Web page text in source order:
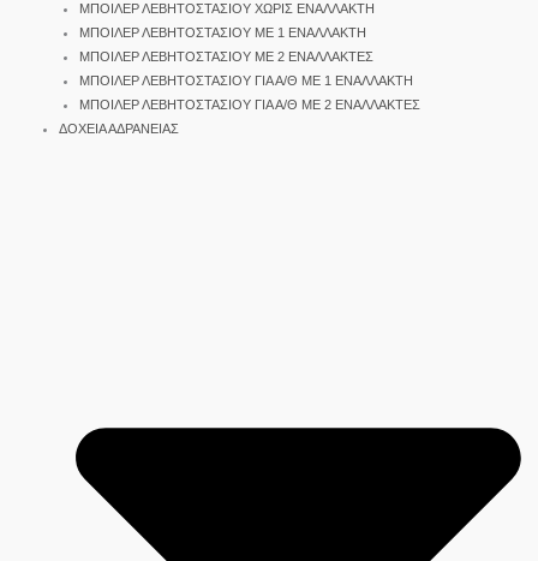
ΜΠΟΙΛΕΡ ΛΕΒΗΤΟΣΤΑΣΙΟΥ ΧΩΡΙΣ ΕΝΑΛΛΑΚΤΗ
ΜΠΟΙΛΕΡ ΛΕΒΗΤΟΣΤΑΣΙΟΥ ΜΕ 1 ΕΝΑΛΛΑΚΤΗ
ΜΠΟΙΛΕΡ ΛΕΒΗΤΟΣΤΑΣΙΟΥ ΜΕ 2 ΕΝΑΛΛΑΚΤΕΣ
ΜΠΟΙΛΕΡ ΛΕΒΗΤΟΣΤΑΣΙΟΥ ΓΙΑ Α/Θ ΜΕ 1 ΕΝΑΛΛΑΚΤΗ
ΜΠΟΙΛΕΡ ΛΕΒΗΤΟΣΤΑΣΙΟΥ ΓΙΑ Α/Θ ΜΕ 2 ΕΝΑΛΛΑΚΤΕΣ
ΔΟΧΕΙΑ ΑΔΡΑΝΕΙΑΣ